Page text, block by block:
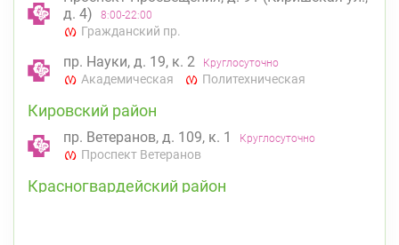
д. 4)
8:00-22:00
Гражданский пр.
пр. Науки, д. 19, к. 2 Круглосуточно
Академическая Политехническая
Кировский район
пр. Ветеранов, д. 109, к. 1 Круглосуточно
Проспект Ветеранов
Красногвардейский район